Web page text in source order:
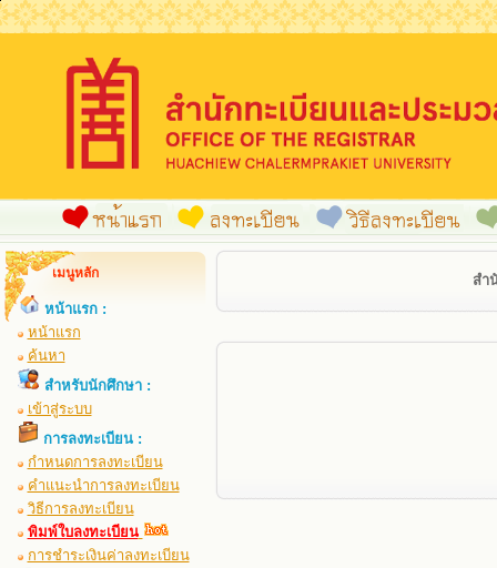
เมนูหลัก
หน้าแรก :
หน้าแรก
ค้นหา
สำหรับนักศึกษา :
เข้าสู่ระบบ
การลงทะเบียน :
กำหนดการลงทะเบียน
คำแนะนำการลงทะเบียน
วิธีการลงทะเบียน
พิมพ์ใบลงทะเบียน
การชำระเงินค่าลงทะเบียน
สำ